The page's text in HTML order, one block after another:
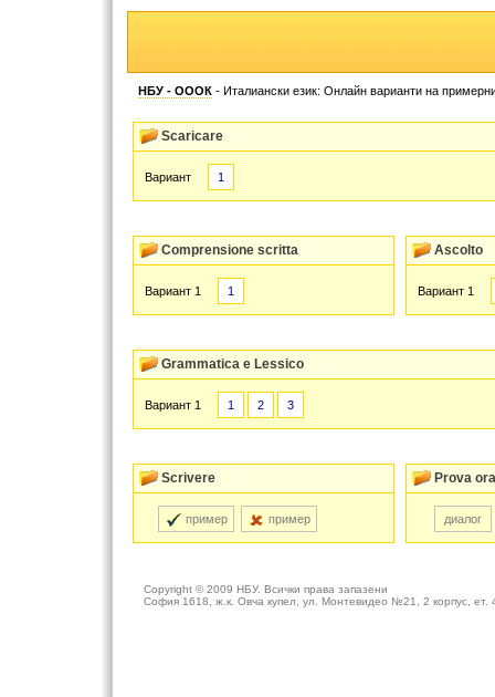
НБУ - ОООК - Италиански език: Онлайн варианти на
Scaricare
Вариант 1
Comprensione scritta
Вариант 1 1
Ascolto
Вариант 1
Grammatica e Lessico
Вариант 1 1 2 3
Scrivere
пример пример
Prova
диалог
Copyright © 2009 НБУ. Всички права запазени
София 1618, ж.к. Овча купел, ул. Монтевидео №21, 2 корпус,